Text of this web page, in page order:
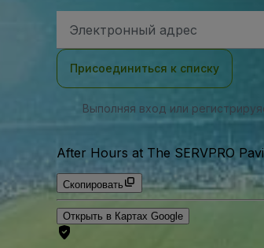
электронной
Присоединиться к списку
Выполняя вход или
After Hours at The SERVPRO
Скопировать
Открыть в Картах Google